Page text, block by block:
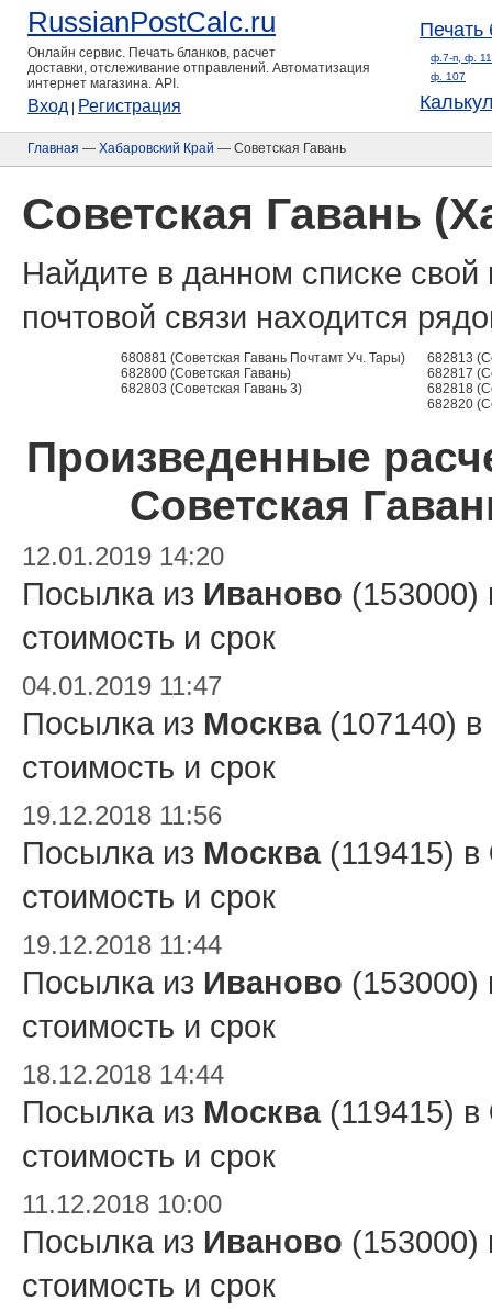
RussianPostCalc.ru
Онлайн сервис. Печать бланков, расчет
доставки, отслеживание отправлений. Автоматизация
интернет магазина. API.
Вход Регистрация
Печать
ф.7-п, ф.
ф. 107
Главная — Хабаровский Край — Советская Гавань
Советская Гавань
Найдите в данном списке
почтовой связи находится
680881 (Советская Гавань Почтамт Уч. Тары)
682800 (Советская Гавань)
682803 (Советская Гавань 3)
682813
682817
682818
682820
Произведенные
Советская
12.01.2019 14:20
Посылка из Иваново
стоимость и срок
04.01.2019 11:47
Посылка из Москва(107140) в
стоимость и срок
19.12.2018 11:56
Посылка из Москва(119415) в
стоимость и срок
19.12.2018 11:44
Посылка из Иваново
стоимость и срок
18.12.2018 14:44
Посылка из Москва(119415) в
стоимость и срок
11.12.2018 10:00
Посылка из Иваново
стоимость и срок